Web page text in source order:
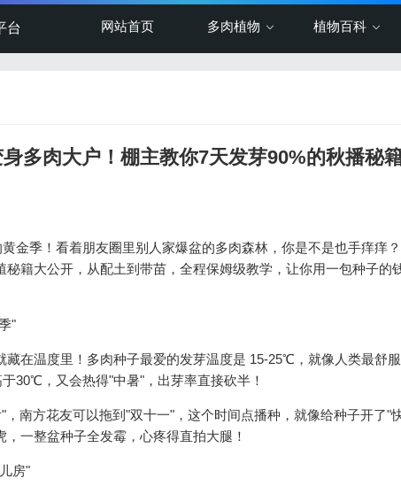
台 网站首页 多肉植物 植物百科
多肉大户！棚主教你7天发芽90%的秋播秘
金季！看着朋友圈里别人家爆盆的多肉森林，你是不是也手痒痒
籍大公开，从配土到带苗，全程保姆级教学，让你用一包种子的
"
藏在温度里！多肉种子最爱的发芽温度是 15-25℃，就像人类最舒
30℃，又会热得"中暑"，出芽率直接砍半！
南方花友可以拖到"双十一"，这个时间点播种，就像给种子开了"
一整盆种子全发霉，心疼得直拍大腿！
房"